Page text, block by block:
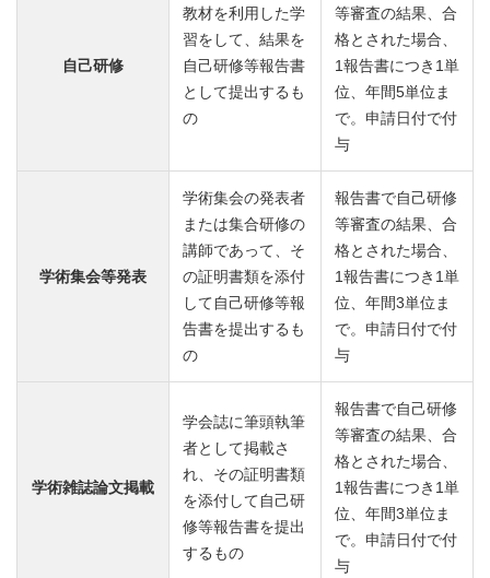
自己研修
教材を利用した学
習をして、結果を
自己研修等報告書
として提出するも
の
等審査の結果、合
格とされた場合、
1報告書につき1単
位、年間5単位ま
で。申請日付で付
与
学術集会等発表
学術集会の発表者
または集合研修の
講師であって、そ
の証明書類を添付
して自己研修等報
告書を提出するも
の
報告書で自己研修
等審査の結果、合
格とされた場合、
1報告書につき1単
位、年間3単位ま
で。申請日付で付
与
学術雑誌論文掲載
学会誌に筆頭執筆
者として掲載さ
れ、その証明書類
を添付して自己研
修等報告書を提出
するもの
報告書で自己研修
等審査の結果、合
格とされた場合、
1報告書につき1単
位、年間3単位ま
で。申請日付で付
与